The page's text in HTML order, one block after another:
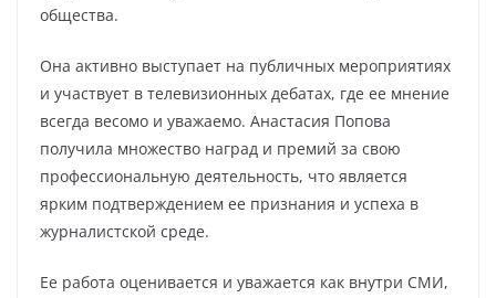
общества.
Она активно выступает на публичных мероприятиях
и участвует в телевизионных дебатах, где ее мнение
всегда весомо и уважаемо. Анастасия Попова
получила множество наград и премий за свою
профессиональную деятельность, что является
ярким подтверждением ее признания и успеха в
журналистской среде.
Ее работа оценивается и уважается как внутри СМИ,